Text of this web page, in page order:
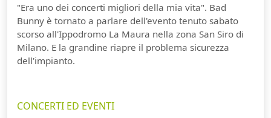
"Era uno dei concerti migliori della mia vita". Bad
Bunny è tornato a parlare dell'evento tenuto sabato
scorso all'Ippodromo La Maura nella zona San Siro di
Milano. E la grandine riapre il problema sicurezza
dell'impianto.
CONCERTI ED EVENTI